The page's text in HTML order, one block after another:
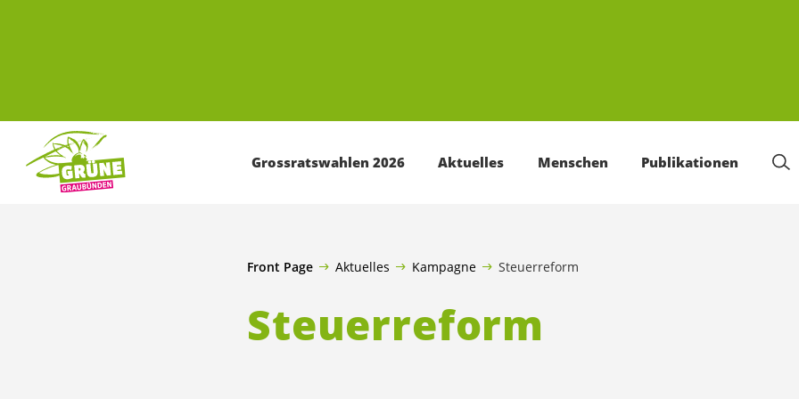
Grossratswahlen 2026 Aktuelles Menschen Publikationen
Front Page Aktuelles Kampagne Steuerreform
Steuerreform